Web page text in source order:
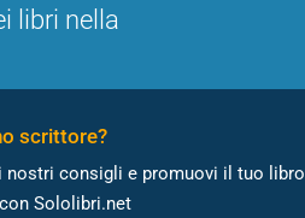
libri nella
scrittore?
nostri consigli e promuovi il tuo libro
Sololibri.net